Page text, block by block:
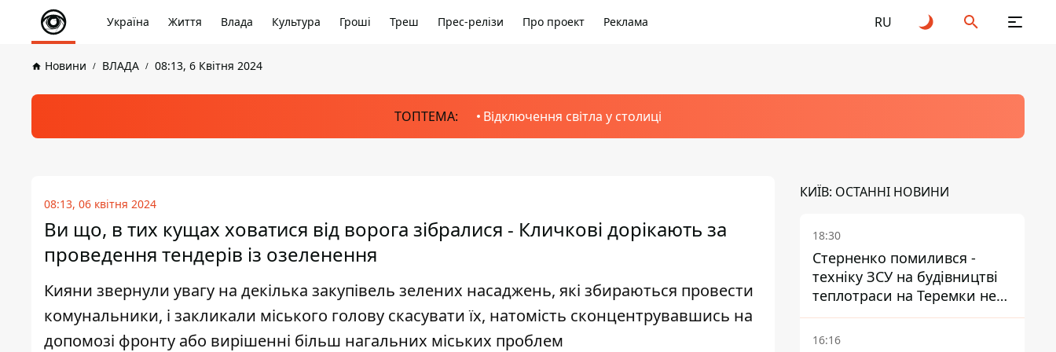
Україна Життя Влада Культура Гроші Треш Прес-релізи Про проект Реклама RU
Новини ВЛАДА 08:13, 6 Квітня 2024
ТОПТЕМА: Відключення світла у столиці
08:13, 06 квітня 2024
Ви що, в тих кущах ховатися від ворога зібралися - Кличкові дорікають за
проведення тендерів із озеленення
Кияни звернули увагу на декілька закупівель зелених насаджень, які збираються провести
комунальники, і закликали міського голову скасувати їх, натомість сконцентрувавшись на
допомозі фронту або вирішенні більш нагальних міських проблем
КИЇВ: ОСТАННІ НОВИНИ
18:30
Стерненко помилився -
техніку ЗСУ на будівництві
теплотраси на Теремки не
задіяли
16:16